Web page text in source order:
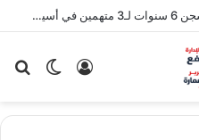
حكم رادع لعصابة المخدرات.. السجن 6 سنوات لـ3 متهمين في أسيوط
الوضع تسجيل